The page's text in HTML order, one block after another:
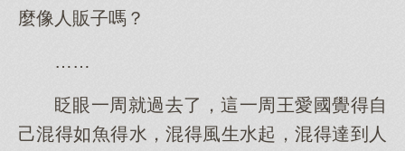
麼像人販子嗎？
……
眨眼一周就過去了，這一周王愛國覺得自
己混得如魚得水，混得風生水起，混得達到人